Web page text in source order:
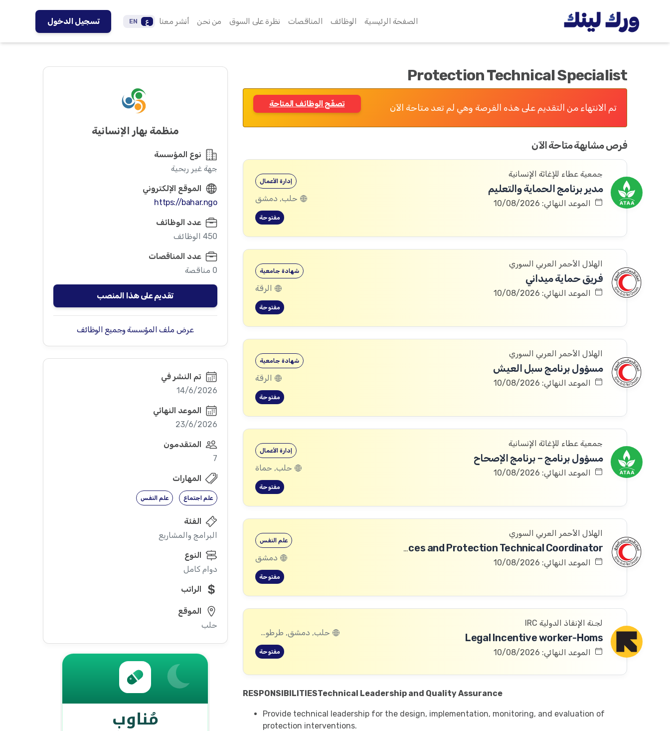
الصفحة الرئيسية الوظائف المناقصات نظرة على السوق من نحن أنشر معنا ع EN تسجيل الدخول
Protection Technical Specialist
تم الانتهاء من التقديم على هذه الفرصة وهي لم تعد متاحة الآن تصفّح الوظائف المتاحة
فرص مشابهة متاحة الآن
جمعية عطاء للإغاثة الإنسانية
مدير برنامج الحماية والتعليم
الموعد النهائي: 10/08/2026
إدارة الأعمال
حلب, دمشق
مفتوحة
الهلال الأحمر العربي السوري
فريق حماية ميداني
الموعد النهائي: 10/08/2026
شهادة جامعية
الرقة
مفتوحة
الهلال الأحمر العربي السوري
مسؤول برنامج سبل العيش
الموعد النهائي: 10/08/2026
شهادة جامعية
الرقة
مفتوحة
جمعية عطاء للإغاثة الإنسانية
مسؤول برنامج – برنامج الإصحاح
الموعد النهائي: 10/08/2026
إدارة الأعمال
حلب, حماة
مفتوحة
الهلال الأحمر العربي السوري
Community Services and Protection Technical Coordinator
الموعد النهائي: 10/08/2026
علم النفس
دمشق
مفتوحة
لجنة الإنقاذ الدولية IRC
Legal Incentive worker-Homs
الموعد النهائي: 10/08/2026
حلب, دمشق, طرطوس, ريف دمشق, ديرالزور, درعا, السويداء, إدلب, القنيطرة, اللاذقية, الرقة, حمص, الحسكة, حماة
مفتوحة
RESPONSIBILITIESTechnical Leadership and Quality Assurance
Provide technical leadership for the design, implementation, monitoring, and evaluation of
protection interventions.
منظمة بهار الإنسانية
نوع المؤسسة
جهة غير ربحية
الموقع الإلكتروني
https://bahar.ngo
عدد الوظائف
450 الوظائف
عدد المناقصات
0 مناقصة
تقديم على هذا المنصب
عرض ملف المؤسسة وجميع الوظائف
تم النشر في
14/6/2026
الموعد النهائي
23/6/2026
المتقدمون
7
المهارات
علم اجتماع علم النفس
الفئة
البرامج والمشاريع
النوع
دوام كامل
الراتب
الموقع
حلب